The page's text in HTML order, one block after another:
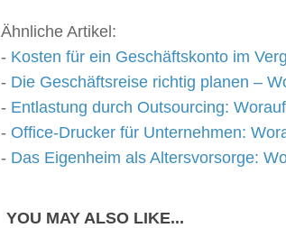
Ähnliche Artikel:
- Kosten für ein Geschäftskonto im
- Die Geschäftsreise richtig planen –
- Entlastung durch Outsourcing:
- Office-Drucker für Unternehmen:
- Das Eigenheim als Altersvorsorge:
YOU MAY ALSO LIKE...